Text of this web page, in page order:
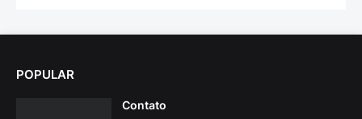
POPULAR
Contato